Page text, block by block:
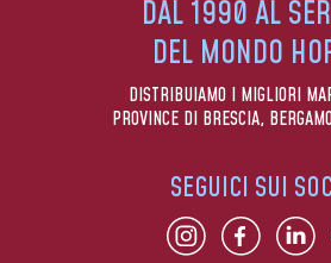
DAL 1990 AL
DEL MONDO
DISTRIBUIAMO I MIGLIORI
PROVINCE DI BRESCIA,
SEGUICI SUI